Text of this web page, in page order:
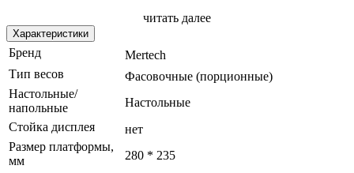
- 6кг / 1гр / 280x235;
15кг / 2гр / 280x235;
-32кг / 5гр / 280x235
Особенности конструкции
читать далее
Характеристики
Бренд
Mertech
Тип весов
Фасовочные (порционные)
Настольные/
напольные
Настольные
Стойка дисплея
нет
Размер платформы,
мм
280 * 235